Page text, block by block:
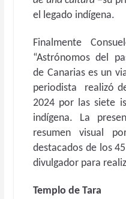
el legado indígena.
Finalmente
“Astrónomos del
de Canarias es un
periodista realizó
2024 por las siete
indígena. La
resumen visual
destacados de los
divulgador para
Templo de Tara